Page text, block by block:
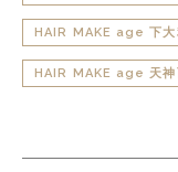
HAIR MAKE age 下大
HAIR MAKE age 天神